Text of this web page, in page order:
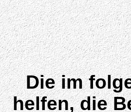
Die im
helfen, die